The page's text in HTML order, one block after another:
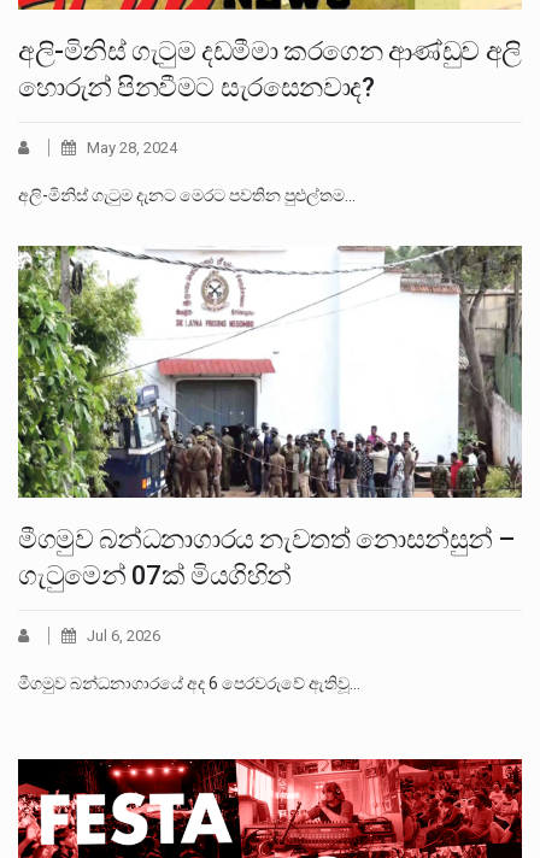
අලි-මිනිස් ගැටුම දඩමීමා කරගෙන ආණ්ඩුව අලි
හොරුන් පිනවීමට සැරසෙනවාද?
May 28, 2024
අලි-මිනිස් ගැටුම දැනට මෙරට පවතින පුළුල්තම…
මීගමුව බන්ධනාගාරය නැවතත් නොසන්සුන් –
ගැටුමෙන් 07ක් මියගිහින්
Jul 6, 2026
මීගමුව බන්ධනාගාරයේ අද 6 පෙරවරුවේ ඇතිවූ…